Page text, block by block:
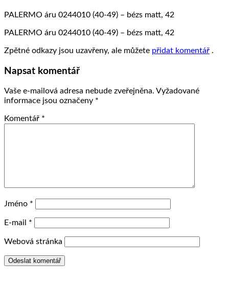
PALERMO áru 0244010 (40-49) – bézs matt, 42
PALERMO áru 0244010 (40-49) – bézs matt, 42
Zpětné odkazy jsou uzavřeny, ale můžete přidat komentář .
Napsat komentář
Vaše e-mailová adresa nebude zveřejněna. Vyžadované
informace jsou označeny *
Komentář *
Jméno *
E-mail *
Webová stránka